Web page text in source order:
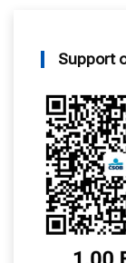
Support